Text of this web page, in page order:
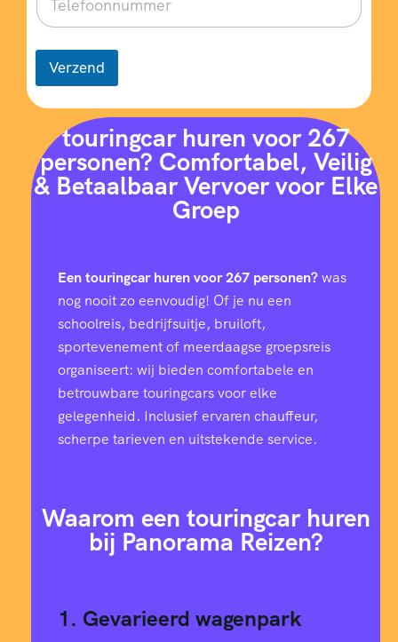
Verzend
touringcar huren voor 267
personen? Comfortabel, Veilig
& Betaalbaar Vervoer voor Elke
Groep
Een touringcar huren voor 267 personen?was
nog nooit zo eenvoudig! Of je nu een
schoolreis, bedrijfsuitje, bruiloft,
sportevenement of meerdaagse groepsreis
organiseert: wij bieden comfortabele en
betrouwbare touringcars voor elke
gelegenheid. Inclusief ervaren chauffeur,
scherpe tarieven en uitstekende service.
Waarom een touringcar huren
bij Panorama Reizen?
1. Gevarieerd wagenpark